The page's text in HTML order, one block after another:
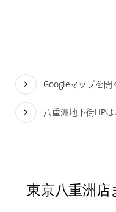
Googleマップを開
八重洲地下街HP
東京八重洲